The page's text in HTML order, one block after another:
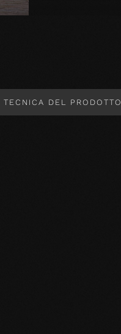
TECNICA DEL PRODOTTO